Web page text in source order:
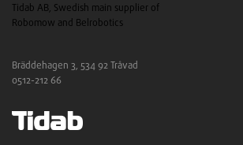
Tidab AB, Swedish main supplier of
Robomow and Belrobotics
Bräddehagen 3, 534 92 Tråvad
0512-212 66